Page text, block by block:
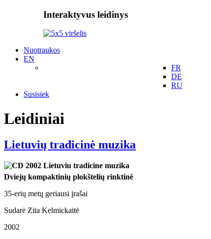
Interaktyvus leidinys
Nuotraukos
EN
FR
DE
RU
Susisiek
Leidiniai
Lietuvių tradicinė muzika
Dviejų kompaktinių plokštelių rinktinė
35-erių metų geriausi įrašai
Sudarė Zita Kelmickaitė
2002